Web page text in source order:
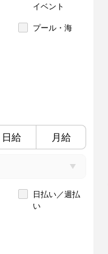
イベント
プール・海
日給 月給
日払い／週払
い